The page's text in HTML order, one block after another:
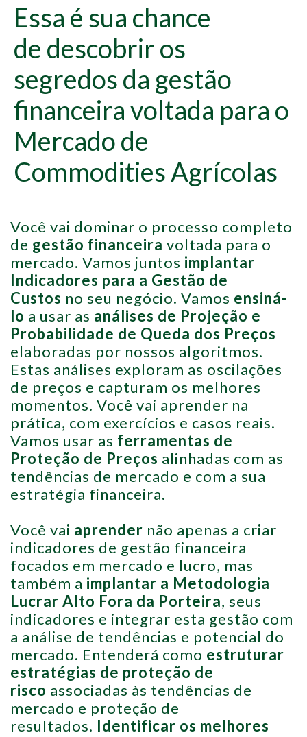
Essa é sua chance
de descobrir os
segredos da gestão
financeira voltada para o
Mercado de
Commodities Agrícolas
Você vai dominar o processo completo
de gestão financeira voltada para o
mercado. Vamos juntos implantar
Indicadores para a Gestão de
Custos no seu negócio. Vamos ensiná-
lo a usar as análises de Projeção e
Probabilidade de Queda dos Preços
elaboradas por nossos algoritmos.
Estas análises exploram as oscilações
de preços e capturam os melhores
momentos. Você vai aprender na
prática, com exercícios e casos reais.
Vamos usar as ferramentas de
Proteção de Preços alinhadas com as
tendências de mercado e com a sua
estratégia financeira.
Você vai aprender não apenas a criar
indicadores de gestão financeira
focados em mercado e lucro, mas
também a implantar a Metodologia
Lucrar Alto Fora da Porteira, seus
indicadores e integrar esta gestão com
a análise de tendências e potencial do
mercado. Entenderá como estruturar
estratégias de proteção de
risco associadas às tendências de
mercado e proteção de
resultados. Identificar os melhores